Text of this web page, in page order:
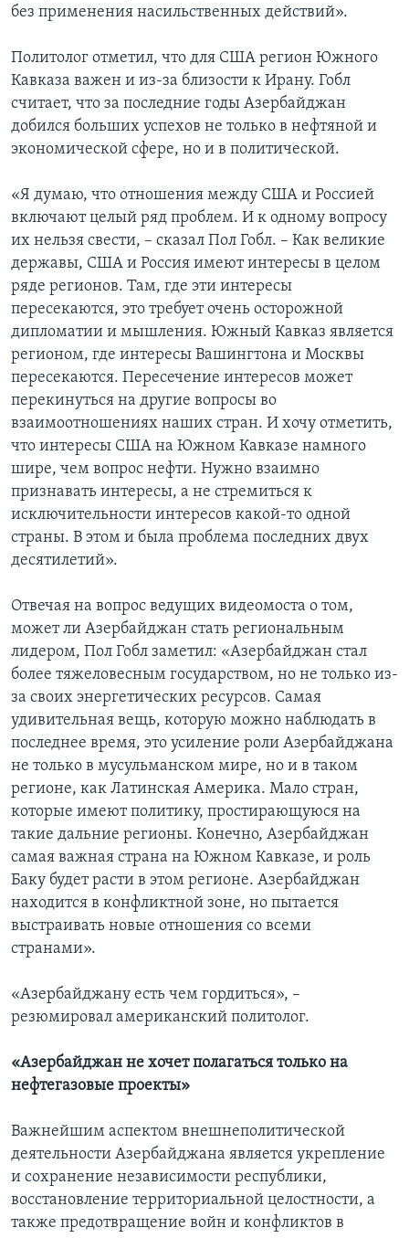
без применения насильственных действий».
Политолог отметил, что для США регион Южного
Кавказа важен и из-за близости к Ирану. Гобл
считает, что за последние годы Азербайджан
добился больших успехов не только в нефтяной и
экономической сфере, но и в политической.
«Я думаю, что отношения между США и Россией
включают целый ряд проблем. И к одному вопросу
их нельзя свести, – сказал Пол Гобл. – Как великие
державы, США и Россия имеют интересы в целом
ряде регионов. Там, где эти интересы
пересекаются, это требует очень осторожной
дипломатии и мышления. Южный Кавказ является
регионом, где интересы Вашингтона и Москвы
пересекаются. Пересечение интересов может
перекинуться на другие вопросы во
взаимоотношениях наших стран. И хочу отметить,
что интересы США на Южном Кавказе намного
шире, чем вопрос нефти. Нужно взаимно
признавать интересы, а не стремиться к
исключительности интересов какой-то одной
страны. В этом и была проблема последних двух
десятилетий».
Отвечая на вопрос ведущих видеомоста о том,
может ли Азербайджан стать региональным
лидером, Пол Гобл заметил: «Азербайджан стал
более тяжеловесным государством, но не только из-
за своих энергетических ресурсов. Самая
удивительная вещь, которую можно наблюдать в
последнее время, это усиление роли Азербайджана
не только в мусульманском мире, но и в таком
регионе, как Латинская Америка. Мало стран,
которые имеют политику, простирающуюся на
такие дальние регионы. Конечно, Азербайджан
самая важная страна на Южном Кавказе, и роль
Баку будет расти в этом регионе. Азербайджан
находится в конфликтной зоне, но пытается
выстраивать новые отношения со всеми
странами».
«Азербайджану есть чем гордиться», –
резюмировал американский политолог.
«Азербайджан не хочет полагаться только на
нефтегазовые проекты»
Важнейшим аспектом внешнеполитической
деятельности Азербайджана является укрепление
и сохранение независимости республики,
восстановление территориальной целостности, а
также предотвращение войн и конфликтов в